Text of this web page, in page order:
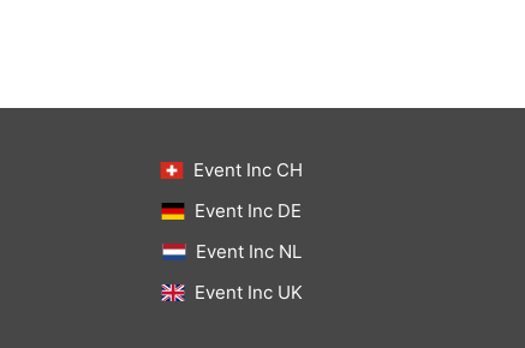
Event Inc CH
Event Inc DE
Event Inc NL
Event Inc UK